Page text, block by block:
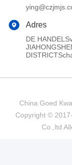
Adres
DE
China Goed
Copyright ©
Co.,ltd